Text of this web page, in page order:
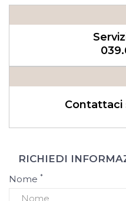
Contattaci
RICHIEDI
Nome *